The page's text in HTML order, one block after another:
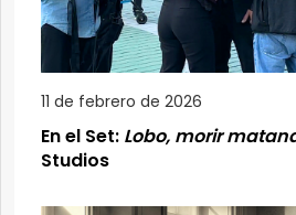
11 de febrero de 2026
En el Set: Lobo, morir
Studios